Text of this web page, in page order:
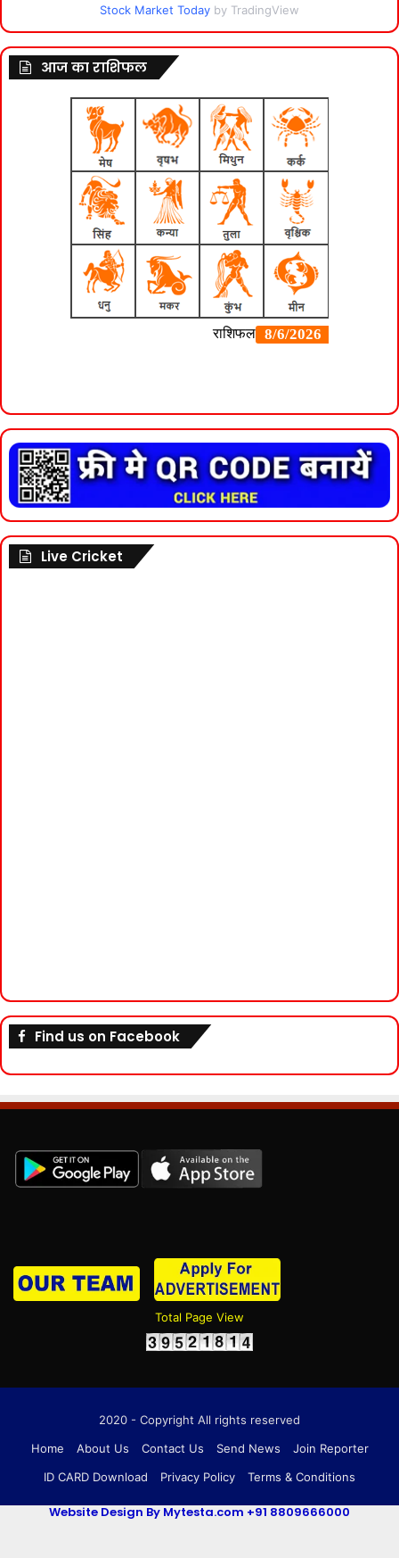
Stock Market Today by TradingView
आज का राशिफल
Live Cricket
Find us on Facebook
Total Page View
2020 - Copyright All rights reserved
Home
About Us Contact Us Send News
Join Reporter
ID CARD Download
Privacy Policy Terms & Conditions
Website Design By Mytesta.com +91 8809666000